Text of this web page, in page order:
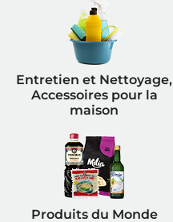
Entretien et Nettoyage,
Accessoires pour la
maison
Produits du Monde